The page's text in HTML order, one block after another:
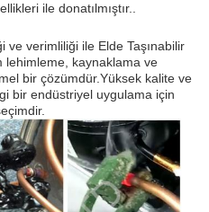
ile donatılmıştır..
ve verimliliği ile Elde Taşınabilir
lehimleme, kaynaklama ve
bir çözümdür.Yüksek kalite ve
bir endüstriyel uygulama için